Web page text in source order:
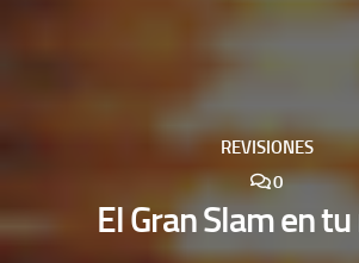
REVISIONES
0
El Gran Slam en